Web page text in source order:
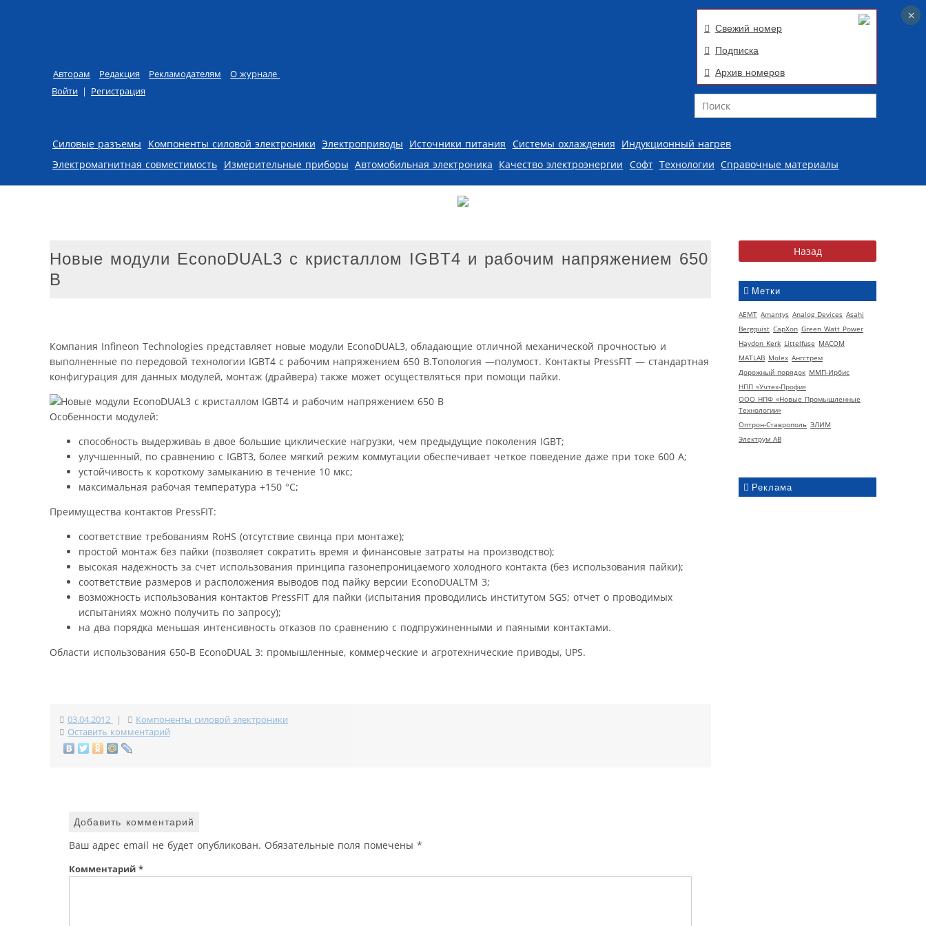
Авторам Редакция Рекламодателям
О журнале
Войти | Регистрация
Свежий номер
Подписка
Архив номеров
Поиск
Skip to content
Силовые разъемы Компоненты силовой электроники Электроприводы Источники питания Системы охлаждения Индукционный нагрев
Электромагнитная совместимость Измерительные приборы Автомобильная электроника Качество электроэнергии Софт Технологии Справочные материалы
Метки
AEMT Amantys Analog Devices Asahi
Bergquist CapXon Green Watt Power
Haydon Kerk Littelfuse MACOM
MATLAB Molex Ангстрем
Дорожный порядок ММП-Ирбис
НПП «Учтех-Профи»
ООО НПФ «Новые Промышленные
Технологии»
Оптрон-Ставрополь ЭЛИМ
Электрум АВ
Реклама
Новые модули EconoDUAL3 с кристаллом IGBT4 и рабочим напряжением 650
В
Компания Infineon Technologies представляет новые модули EconoDUAL3, обладающие отличной механической прочностью и
выполненные по передовой технологии IGBT4 с рабочим напряжением 650 В.Топология —полумост. Контакты PressFIT — стандартная
конфигурация для данных модулей, монтаж (драйвера) также может осуществляться при помощи пайки.
Особенности модулей:
способность выдерживаь в двое большие циклические нагрузки, чем предыдущие поколения IGBT;
улучшенный, по сравнению с IGBT3, более мягкий режим коммутации обеспечивает четкое поведение даже при токе 600 А;
устойчивость к короткому замыканию в течение 10 мкс;
максимальная рабочая температура +150 °C;
Преимущества контактов PressFIT:
соответствие требованиям RoHS (отсутствие свинца при монтаже);
простой монтаж без пайки (позволяет сократить время и финансовые затраты на производство);
высокая надежность за счет использования принципа газонепроницаемого холодного контакта (без использования пайки);
соответствие размеров и расположения выводов под пайку версии EconoDUALTM 3;
возможность использования контактов PressFIT для пайки (испытания проводились институтом SGS; отчет о проводимых
испытаниях можно получить по запросу);
на два порядка меньшая интенсивность отказов по сравнению с подпружиненными и паяными контактами.
Области использования 650-В EconoDUAL 3: промышленные, коммерческие и агротехнические приводы, UPS.
03.04.2012 |
Компоненты силовой электроники
Оставить комментарий
Добавить комментарий
Ваш адрес email не будет опубликован. Обязательные поля помечены *
Комментарий *
×
×